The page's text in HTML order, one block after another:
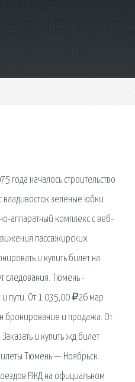
года началось строительство
владивосток зеленые юбки
аппаратный комплекс с веб-
пассажирских
и купить билет на
следования. Тюмень -
пути. От 1 035,00 ₽26 мар
бронирование и продажа. От
и купить жд билет
Тюмень — Ноябрьск.
РЖД на официальном